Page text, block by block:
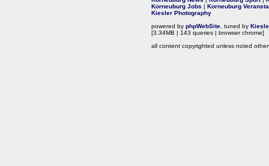
Korneuburg Jobs | Korneuburg
Kiesler Photography
powered by phpWebSite , tuned by
[3.34MB | 143 queries | browser chrome]
all content copyrighted unless noted